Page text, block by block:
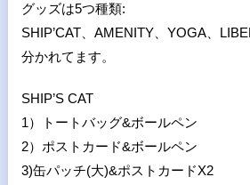
グッズは5つ種類:
SHIP’CAT、AMENITY、YOGA、
分かれてます。
SHIP’S CAT
1）トートバッグ&ボールペン
2）ポストカード&ボールペン
3)缶パッチ(大)&ポストカードX2